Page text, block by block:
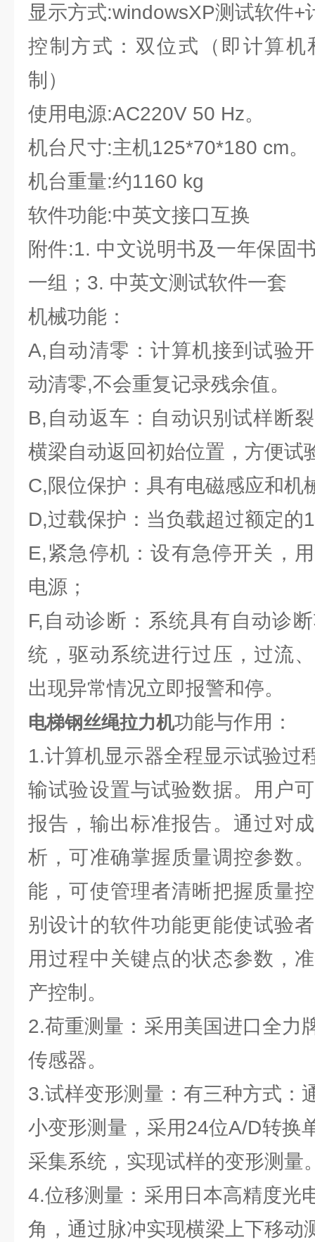
显示方式:windowsXP测试软件+
控制方式：双位式（即计算机
制）
使用电源:AC220V 50 Hz。
机台尺寸:主机125*70*180 cm。
机台重量:约1160 kg
软件功能:中英文接口互换
附件:1. 中文说明书及一年保固
一组；3. 中英文测试软件一套
机械功能：
A,自动清零：计算机接到试验
动清零,不会重复记录残余值。
B,自动返车：自动识别试样断
横梁自动返回初始位置，方便试
C,限位保护：具有电磁感应和机
D,过载保护：当负载超过额定的
E,紧急停机：设有急停开关，
电源；
F,自动诊断：系统具有自动诊
统，驱动系统进行过压，过流
出现异常情况立即报警和停。
电梯钢丝绳拉力机功能与作用：
1.计算机显示器全程显示试验过
输试验设置与试验数据。用户
报告，输出标准报告。通过对
析，可准确掌握质量调控参数
能，可使管理者清晰把握质量
别设计的软件功能更能使试验
用过程中关键点的状态参数，
产控制。
2.荷重测量：采用美国进口全力
传感器。
3.试样变形测量：有三种方式：
小变形测量，采用24位A/D转换
采集系统，实现试样的变形测量
4.位移测量：采用日本高精度光
角，通过脉冲实现横梁上下移动